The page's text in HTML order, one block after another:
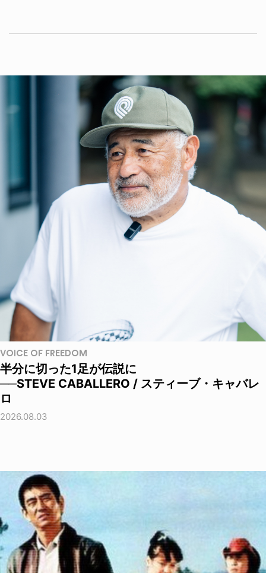
VOICE OF FREEDOM
半分に切った1足が伝説に
──STEVE CABALLERO / スティーブ・キャバレ
ロ
2026.08.03